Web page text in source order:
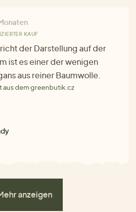
KAUF
der Darstellung auf der
ist es einer der wenigen
aus reiner Baumwolle.
dem greenbutik.cz
anzeigen